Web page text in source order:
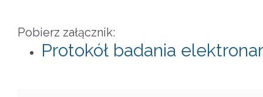
Pobierz załącznik:
Protokół badania